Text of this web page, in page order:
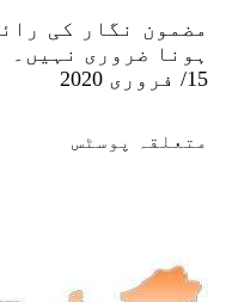
مضمون نگار کی
ہونا ضروری نہیں۔
15/ فروری 2020
متعلقہ پوسٹس